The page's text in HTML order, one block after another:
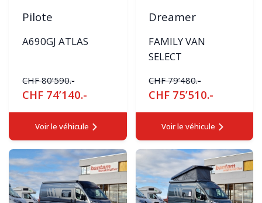
Pilote
A690GJ ATLAS
CHF 80’590.-
CHF 74’140.-
Voir le véhicule
Dreamer
FAMILY VAN
SELECT
CHF 79’480.-
CHF 75’510.-
Voir le véhicule